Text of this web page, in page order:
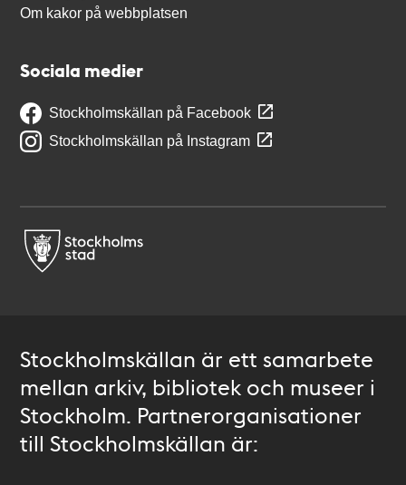
Om kakor på webbplatsen
Sociala medier
Stockholmskällan på Facebook
Stockholmskällan på Instagram
Stockholmskällan är ett samarbete
mellan arkiv, bibliotek och museer i
Stockholm. Partnerorganisationer
till Stockholmskällan är: